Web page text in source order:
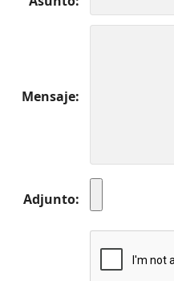
Mensaje
Adjunto